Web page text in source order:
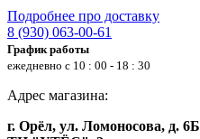
Подробнее про доставку
8 (930) 063-00-61
График работы
ежедневно с 10 : 00 - 18 : 30
Адрес магазина:
г. Орёл, ул. Ломоносова, д. 6Б